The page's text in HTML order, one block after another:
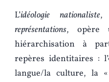
L’idéologie nationaliste,
représentations, opère
hiérarchisation à
repères identitaires :
langue/la culture, la